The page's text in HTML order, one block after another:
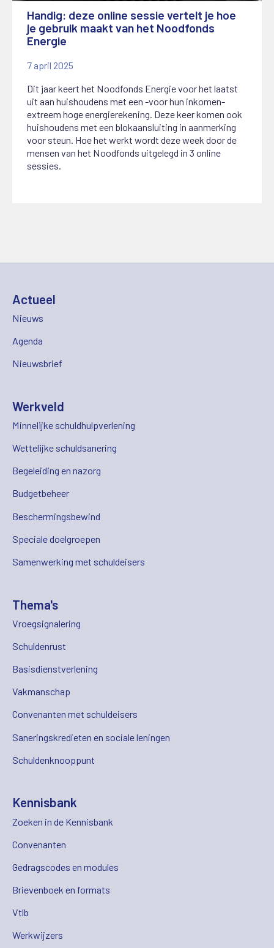
Handig: deze online sessie vertelt je hoe
je gebruik maakt van het Noodfonds
Energie
7 april 2025
Dit jaar keert het Noodfonds Energie voor het laatst
uit aan huishoudens met een -voor hun inkomen-
extreem hoge energierekening. Deze keer komen ook
huishoudens met een blokaansluiting in aanmerking
voor steun. Hoe het werkt wordt deze week door de
mensen van het Noodfonds uitgelegd in 3 online
sessies.
Actueel
Nieuws
Agenda
Nieuwsbrief
Werkveld
Minnelijke schuldhulpverlening
Wettelijke schuldsanering
Begeleiding en nazorg
Budgetbeheer
Beschermingsbewind
Speciale doelgroepen
Samenwerking met schuldeisers
Thema's
Vroegsignalering
Schuldenrust
Basisdienstverlening
Vakmanschap
Convenanten met schuldeisers
Saneringskredieten en sociale leningen
Schuldenknooppunt
Kennisbank
Zoeken in de Kennisbank
Convenanten
Gedragscodes en modules
Brievenboek en formats
Vtlb
Werkwijzers